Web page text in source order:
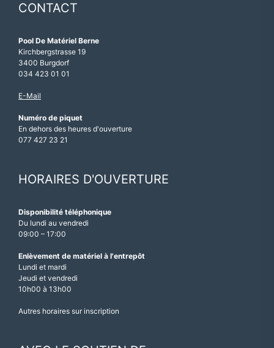
CONTACT
Pool De Matériel Berne
Kirchbergstrasse 19
3400 Burgdorf
034 423 01 01
E-Mail
Numéro de piquet
En dehors des heures d'ouverture
077 427 23 21
HORAIRES D'OUVERTURE
Disponibilité téléphonique
Du lundi au vendredi
09:00 – 17:00
Enlèvement de matériel à l'entrepôt
Lundi et mardi
Jeudi et vendredi
10h00 à 13h00
Autres horaires sur inscription